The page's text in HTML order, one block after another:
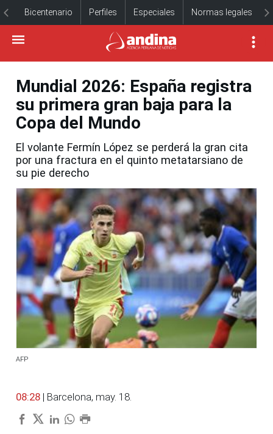
Bicentenario Perfiles Especiales Normas legales
Mundial 2026: España registra
su primera gran baja para la
Copa del Mundo
El volante Fermín López se perderá la gran cita
por una fractura en el quinto metatarsiano de
su pie derecho
AFP
08:28 | Barcelona, may. 18.